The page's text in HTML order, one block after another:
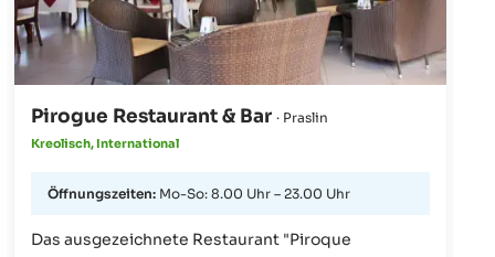
Pirogue Restaurant & Bar · Praslin
Kreolisch, International
Öffnungszeiten: Mo-So: 8.00 Uhr – 23.00 Uhr
Das ausgezeichnete Restaurant "Piroque